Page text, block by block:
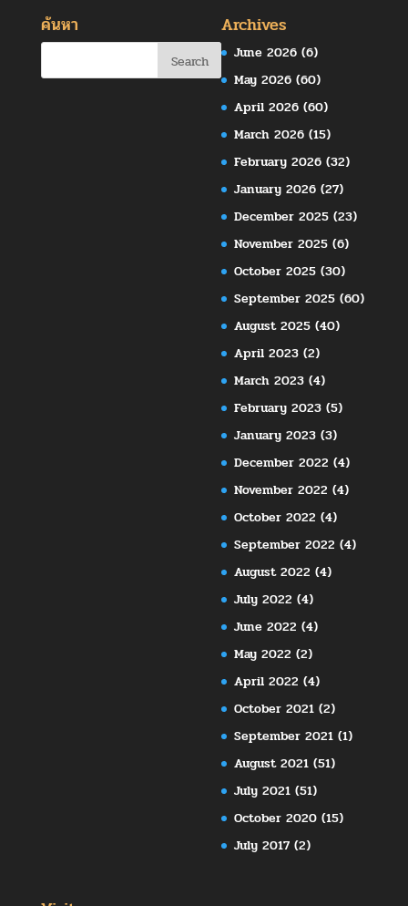
ค้นหา Archives
June 2026 (6)
May 2026 (60)
April 2026 (60)
March 2026 (15)
February 2026 (32)
January 2026 (27)
December 2025 (23)
November 2025 (6)
October 2025 (30)
September 2025 (60)
August 2025 (40)
April 2023 (2)
March 2023 (4)
February 2023 (5)
January 2023 (3)
December 2022 (4)
November 2022 (4)
October 2022 (4)
September 2022 (4)
August 2022 (4)
July 2022 (4)
June 2022 (4)
May 2022 (2)
April 2022 (4)
October 2021 (2)
September 2021 (1)
August 2021 (51)
July 2021 (51)
October 2020 (15)
July 2017 (2)